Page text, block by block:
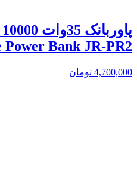
Power Bank JR-PR2
4,700,000 تومان